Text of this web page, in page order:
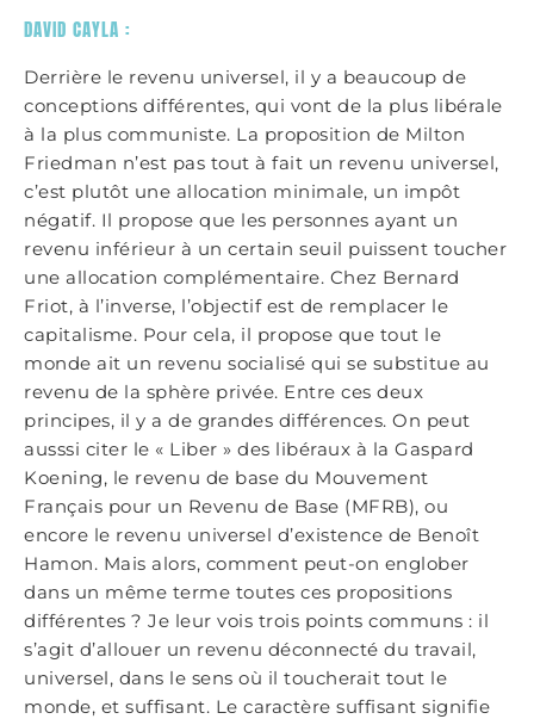
DAVID CAYLA :
Derrière le revenu universel, il y a beaucoup de
conceptions différentes, qui vont de la plus libérale
à la plus communiste. La proposition de Milton
Friedman n’est pas tout à fait un revenu universel,
c’est plutôt une allocation minimale, un impôt
négatif. Il propose que les personnes ayant un
revenu inférieur à un certain seuil puissent toucher
une allocation complémentaire. Chez Bernard
Friot, à l’inverse, l’objectif est de remplacer le
capitalisme. Pour cela, il propose que tout le
monde ait un revenu socialisé qui se substitue au
revenu de la sphère privée. Entre ces deux
principes, il y a de grandes différences. On peut
ausssi citer le « Liber » des libéraux à la Gaspard
Koening, le revenu de base du Mouvement
Français pour un Revenu de Base (MFRB), ou
encore le revenu universel d’existence de Benoît
Hamon. Mais alors, comment peut-on englober
dans un même terme toutes ces propositions
différentes ? Je leur vois trois points communs : il
s’agit d’allouer un revenu déconnecté du travail,
universel, dans le sens où il toucherait tout le
monde, et suffisant. Le caractère suffisant signifie